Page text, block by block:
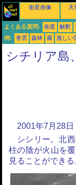
衛星画像 天
よくある質問: 衛星 解釈
例:
巻雲 森林 霧 激しい
シチリア島
2001年7月28日
シシリー。北
柱の陰が火山を
見ることができ